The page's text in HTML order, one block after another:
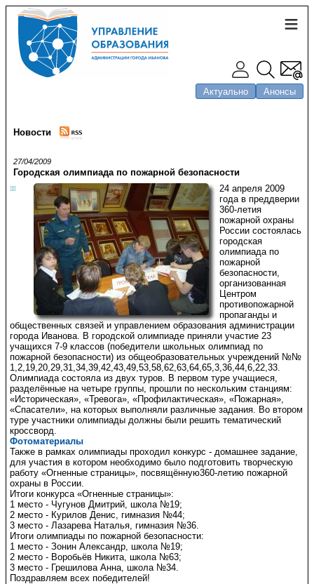
Актуально Анонсы
Новости
27/04/2009
Городская олимпиада по пожарной безопасности
24 апреля 2009
года в преддверии
360-летия
пожарной охраны
России состоялась
городская
олимпиада по
пожарной
безопасности,
организованная
Центром
противопожарной
пропаганды и
общественных связей и управлением образования администрации
города Иванова. В городской олимпиаде приняли участие 23
учащихся 7-9 классов (победители школьных олимпиад по
пожарной безопасности) из общеобразовательных учреждений №№
1,2,19,20,29,31,34,39,42,43,49,53,58,62,63,64,65,3,36,44,6,22,33.
Олимпиада состояла из двух туров. В первом туре учащиеся,
разделённые на четыре группы, прошли по нескольким станциям:
«Историческая», «Тревога», «Профилактическая», «Пожарная»,
«Спасатели», на которых выполняли различные задания. Во втором
туре участники олимпиады должны были решить тематический
кроссворд.
Фотоматериалы
Также в рамках олимпиады проходил конкурс - домашнее задание,
для участия в котором необходимо было подготовить творческую
работу «Огненные страницы», посвящённую360-летию пожарной
охраны в России.
Итоги конкурса «Огненные страницы»:
1 место - Чугунов Дмитрий, школа №19;
2 место - Курилов Денис, гимназия №44;
3 место - Лазарева Наталья, гимназия №36.
Итоги олимпиады по пожарной безопасности:
1 место - Зонин Александр, школа №19;
2 место - Воробьёв Никита, школа №63;
3 место - Грешилова Анна, школа №34.
Поздравляем всех победителей!